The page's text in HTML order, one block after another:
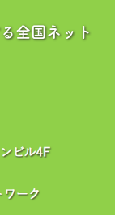
全国ネット